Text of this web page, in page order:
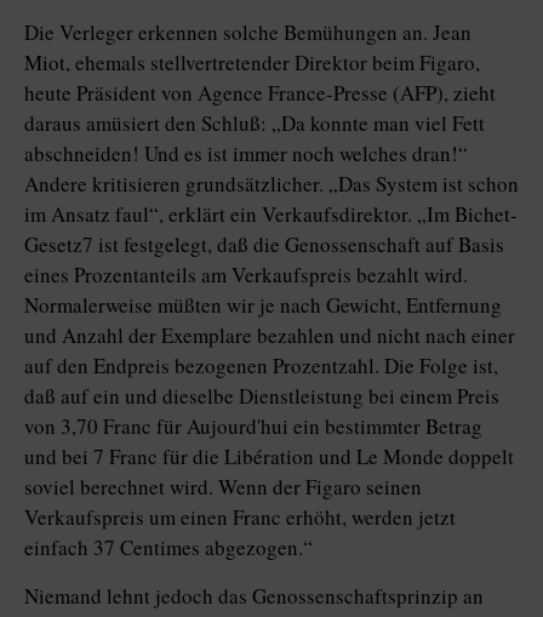
Die Verleger erkennen solche Bemühungen an. Jean
Miot, ehemals stellvertretender Direktor beim Figaro,
heute Präsident von Agence France-Presse (AFP), zieht
daraus amüsiert den Schluß: „Da konnte man viel Fett
abschneiden! Und es ist immer noch welches dran!“
Andere kritisieren grundsätzlicher. „Das System ist schon
im Ansatz faul“, erklärt ein Verkaufsdirektor. „Im Bichet-
Gesetz7 ist festgelegt, daß die Genossenschaft auf Basis
eines Prozentanteils am Verkaufspreis bezahlt wird.
Normalerweise müßten wir je nach Gewicht, Entfernung
und Anzahl der Exemplare bezahlen und nicht nach einer
auf den Endpreis bezogenen Prozentzahl. Die Folge ist,
daß auf ein und dieselbe Dienstleistung bei einem Preis
von 3,70 Franc für Aujourd'hui ein bestimmter Betrag
und bei 7 Franc für die Libération und Le Monde doppelt
soviel berechnet wird. Wenn der Figaro seinen
Verkaufspreis um einen Franc erhöht, werden jetzt
einfach 37 Centimes abgezogen.“
Niemand lehnt jedoch das Genossenschaftsprinzip an